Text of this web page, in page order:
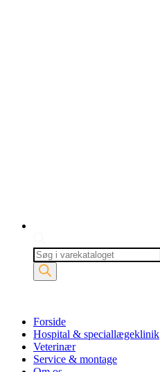
Products
search
Forside
Hospital & speciallægeklinik
Veterinær
Service & montage